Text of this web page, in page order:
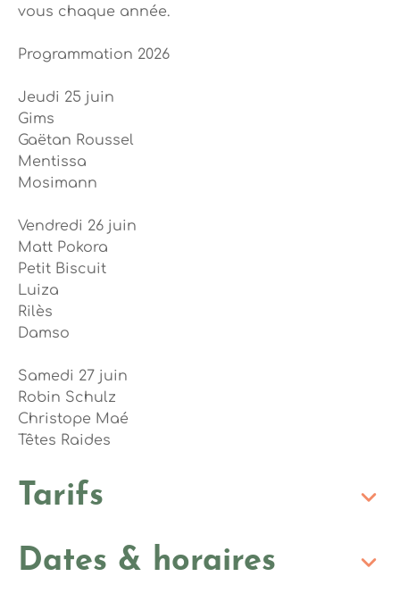
vous chaque année.
Programmation 2026
Jeudi 25 juin
Gims
Gaëtan Roussel
Mentissa
Mosimann
Vendredi 26 juin
Matt Pokora
Petit Biscuit
Luiza
Rilès
Damso
Samedi 27 juin
Robin Schulz
Christope Maé
Têtes Raides
Tarifs
Dates & horaires